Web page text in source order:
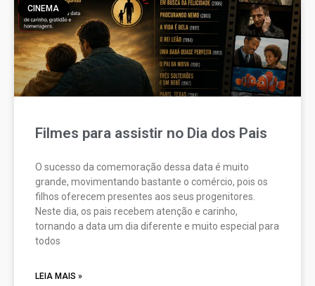
CINEMA
Filmes para assistir no Dia dos Pais
O sucesso da comemoração dessa data é muito
grande, movimentando bastante o comércio, pois os
filhos oferecem presentes aos seus progenitores.
Neste dia, os pais recebem atenção e carinho,
tornando a data um dia diferente e muito especial para
todos
LEIA MAIS »